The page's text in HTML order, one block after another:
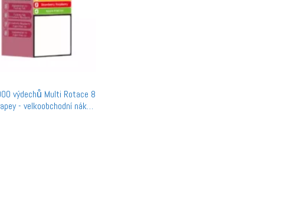
výdechů Multi Rotace 8
- velkoobchodní nákup